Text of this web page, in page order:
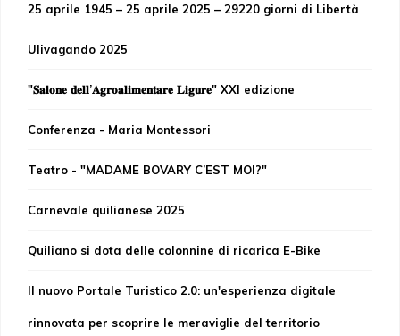
25 aprile 1945 – 25 aprile 2025 – 29220 giorni di Libertà
Ulivagando 2025
"𝐒𝐚𝐥𝐨𝐧𝐞 𝐝𝐞𝐥𝐥’𝐀𝐠𝐫𝐨𝐚𝐥𝐢𝐦𝐞𝐧𝐭𝐚𝐫𝐞 𝐋𝐢𝐠𝐮𝐫𝐞" XXI edizione
Conferenza - Maria Montessori
Teatro - "MADAME BOVARY C’EST MOI?"
Carnevale quilianese 2025
Quiliano si dota delle colonnine di ricarica E-Bike
Il nuovo Portale Turistico 2.0: un'esperienza digitale
rinnovata per scoprire le meraviglie del territorio